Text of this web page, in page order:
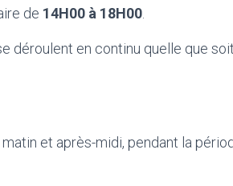
de 14H00 à 18H00
en continu quelle que soit
matin et après-midi, pendant la